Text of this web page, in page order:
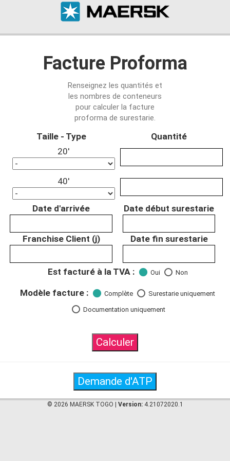
Facture Proforma
Renseignez les quantités et
les nombres de conteneurs
pour calculer la facture
proforma de surestarie.
Taille - Type
Quantité
20'
40'
Date d'arrivée Date début surestarie
Franchise Client (j) Date fin surestarie
Est facturé à la TVA : Oui Non
Modèle facture : Complète Surestarie uniquement
Documentation uniquement
Calculer
Demande d'ATP
© 2026 MAERSK TOGO | Version: 4.21072020.1